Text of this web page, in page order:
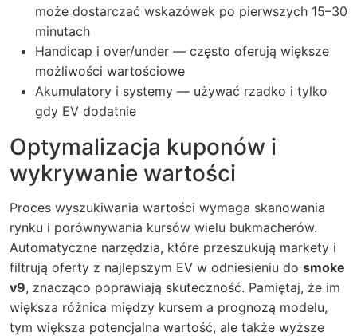
może dostarczać wskazówek po pierwszych 15–30
minutach
Handicap i over/under — często oferują większe
możliwości wartościowe
Akumulatory i systemy — używać rzadko i tylko
gdy EV dodatnie
Optymalizacja kuponów i
wykrywanie wartości
Proces wyszukiwania wartości wymaga skanowania
rynku i porównywania kursów wielu bukmacherów.
Automatyczne narzędzia, które przeszukują markety i
filtrują oferty z najlepszym EV w odniesieniu do smoke
v9, znacząco poprawiają skuteczność. Pamiętaj, że im
większa różnica między kursem a prognozą modelu,
tym większa potencjalna wartość, ale także wyższe